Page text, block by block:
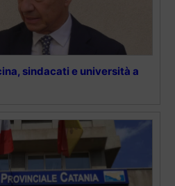
sindacati e università a